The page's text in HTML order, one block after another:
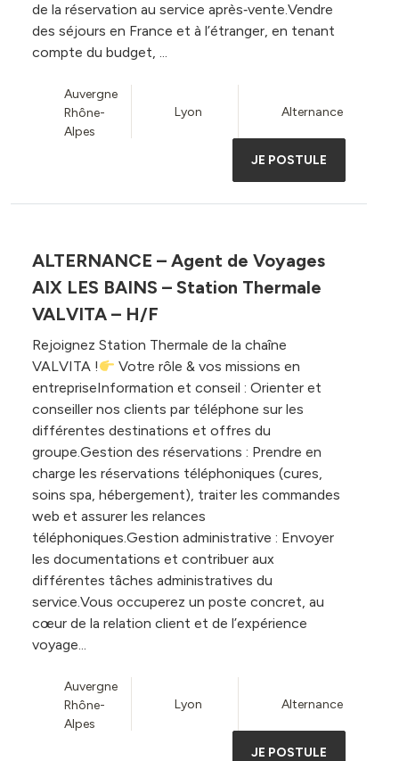
de la réservation au service après‑vente.Vendre
des séjours en France et à l’étranger, en tenant
compte du budget, ...
Auvergne
Rhône-
Alpes
Lyon Alternance
JE POSTULE
ALTERNANCE – Agent de Voyages
AIX LES BAINS – Station Thermale
VALVITA – H/F
Rejoignez Station Thermale de la chaîne
VALVITA !
Votre rôle & vos missions en
entrepriseInformation et conseil : Orienter et
conseiller nos clients par téléphone sur les
différentes destinations et offres du
groupe.Gestion des réservations : Prendre en
charge les réservations téléphoniques (cures,
soins spa, hébergement), traiter les commandes
web et assurer les relances
téléphoniques.Gestion administrative : Envoyer
les documentations et contribuer aux
différentes tâches administratives du
service.Vous occuperez un poste concret, au
cœur de la relation client et de l’expérience
voyage...
Auvergne
Rhône-
Alpes
Lyon Alternance
JE POSTULE